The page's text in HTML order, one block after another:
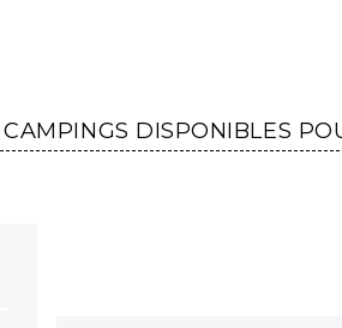
DISPONIBLES